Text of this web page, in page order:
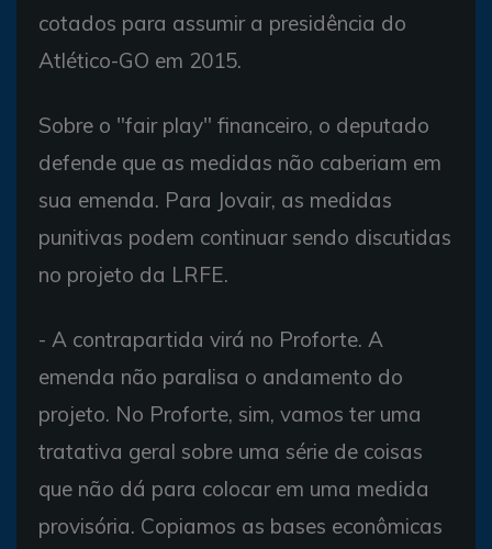
cotados para assumir a presidência do
Atlético-GO em 2015.
Sobre o "fair play" financeiro, o deputado
defende que as medidas não caberiam em
sua emenda. Para Jovair, as medidas
punitivas podem continuar sendo discutidas
no projeto da LRFE.
- A contrapartida virá no Proforte. A
emenda não paralisa o andamento do
projeto. No Proforte, sim, vamos ter uma
tratativa geral sobre uma série de coisas
que não dá para colocar em uma medida
provisória. Copiamos as bases econômicas